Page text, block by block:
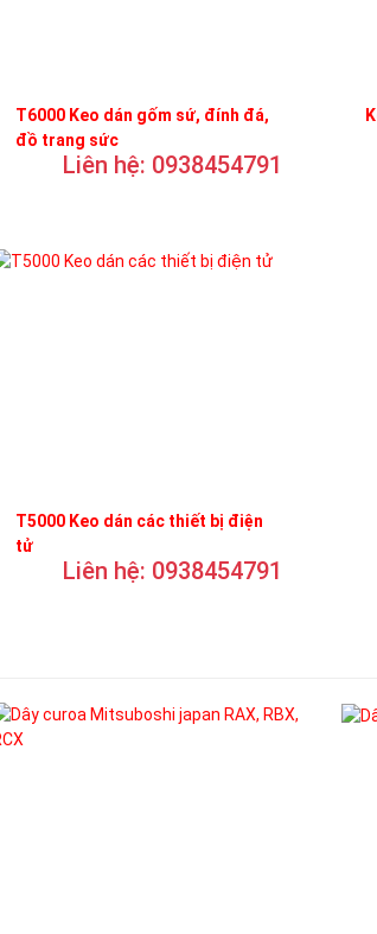
T6000 Keo dán gốm sứ, đính đá,
đồ trang sức
Liên hệ: 0938454791
T5000 Keo dán các thiết bị điện
tử
Liên hệ: 0938454791